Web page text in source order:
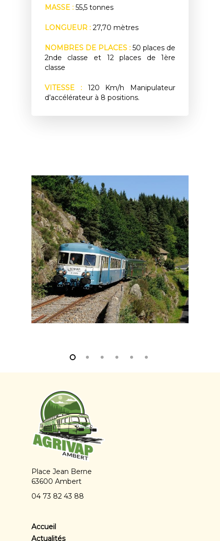
MASSE :55,5 tonnes
LONGUEUR :27,70 mètres
NOMBRES DE PLACES : 50 places de
2nde classe et 12 places de 1ère
classe
VITESSE :120 Km/h Manipulateur
d’accélérateur à 8 positions.
Place Jean Berne
63600 Ambert
04 73 82 43 88
Accueil
Actualités